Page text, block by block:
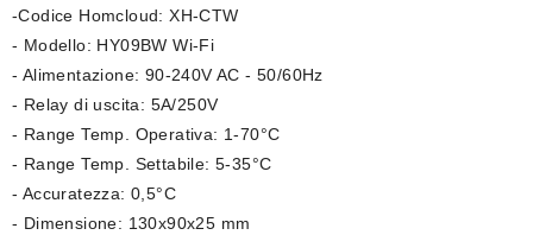
-Codice Homcloud: XH-CTW
- Modello: HY09BW Wi-Fi
- Alimentazione: 90-240V AC - 50/60Hz
- Relay di uscita: 5A/250V
- Range Temp. Operativa: 1-70°C
- Range Temp. Settabile: 5-35°C
- Accuratezza: 0,5°C
- Dimensione: 130x90x25 mm